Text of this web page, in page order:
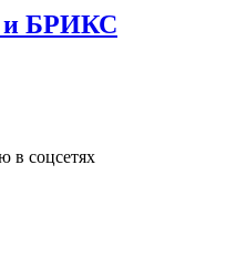
БРИКС
в соцсетях